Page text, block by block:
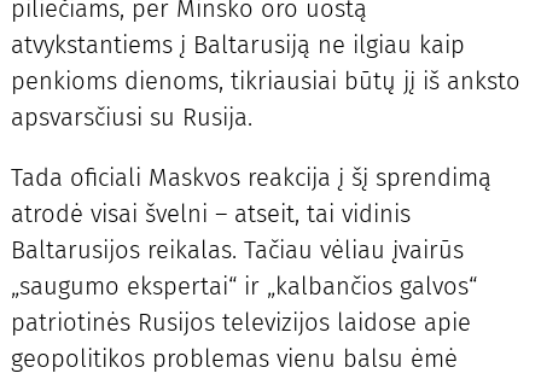
piliečiams, per Minsko oro uostą
atvykstantiems į Baltarusiją ne ilgiau kaip
penkioms dienoms, tikriausiai būtų jį iš anksto
apsvarsčiusi su Rusija.
Tada oficiali Maskvos reakcija į šį sprendimą
atrodė visai švelni – atseit, tai vidinis
Baltarusijos reikalas. Tačiau vėliau įvairūs
„saugumo ekspertai“ ir „kalbančios galvos“
patriotinės Rusijos televizijos laidose apie
geopolitikos problemas vienu balsu ėmė